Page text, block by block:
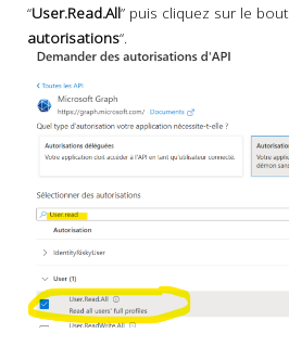
“User.Read.All” puis cliquez sur le
autorisations“.